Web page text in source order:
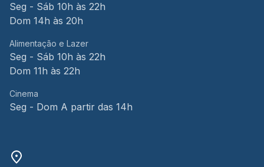
Seg - Sáb 10h às 22h
Dom 14h às 20h
Alimentação e Lazer
Seg - Sáb 10h às 22h
Dom 11h às 22h
Cinema
Seg - Dom A partir das 14h